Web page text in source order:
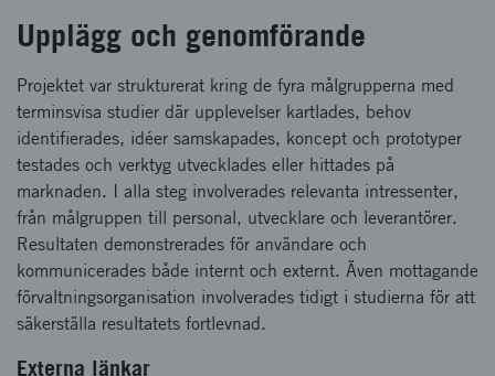
Upplägg och genomförande
Projektet var strukturerat kring de fyra målgrupperna med
terminsvisa studier där upplevelser kartlades, behov
identifierades, idéer samskapades, koncept och prototyper
testades och verktyg utvecklades eller hittades på
marknaden. I alla steg involverades relevanta intressenter,
från målgruppen till personal, utvecklare och leverantörer.
Resultaten demonstrerades för användare och
kommunicerades både internt och externt. Även mottagande
förvaltningsorganisation involverades tidigt i studierna för att
säkerställa resultatets fortlevnad.
Externa länkar